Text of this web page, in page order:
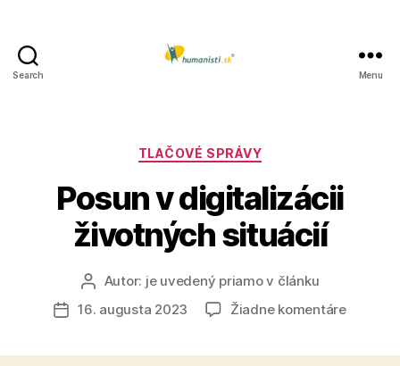
Search Menu
Kategórie
TLAČOVÉ SPRÁVY
Posun v digitalizácii
životných situácií
Autor
článku
Autor: je uvedený priamo v článku
Dátum
16. augusta 2023 Žiadne komentárena